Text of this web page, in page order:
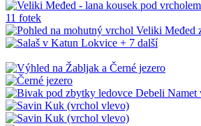
11 fotek
+ 7 další